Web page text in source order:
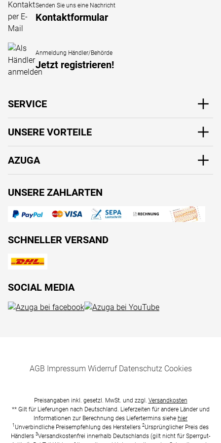
Senden Sie uns eine Nachricht
Kontaktformular
Anmeldung Händler/Behörde
Jetzt registrieren!
SERVICE
UNSERE VORTEILE
AZUGA
UNSERE ZAHLARTEN
SCHNELLER VERSAND
SOCIAL MEDIA
AGB Impressum Widerruf Datenschutz Cookies
Preisangaben inkl. gesetzl. MwSt. und zzgl. Versandkosten
** Gilt für Lieferungen nach Deutschland. Lieferzeiten für andere Länder und
Informationen zur Berechnung des Liefertermins siehe hier
1 Unverbindliche Preisempfehlung des Herstellers 2Ursprünglicher Preis des
Händlers 3Versandkostenfrei innerhalb Deutschlands (gilt nicht für Sperrgut-